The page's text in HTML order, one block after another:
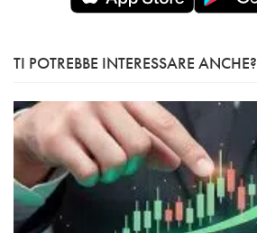
TI POTREBBE INTERESSARE ANCHE?